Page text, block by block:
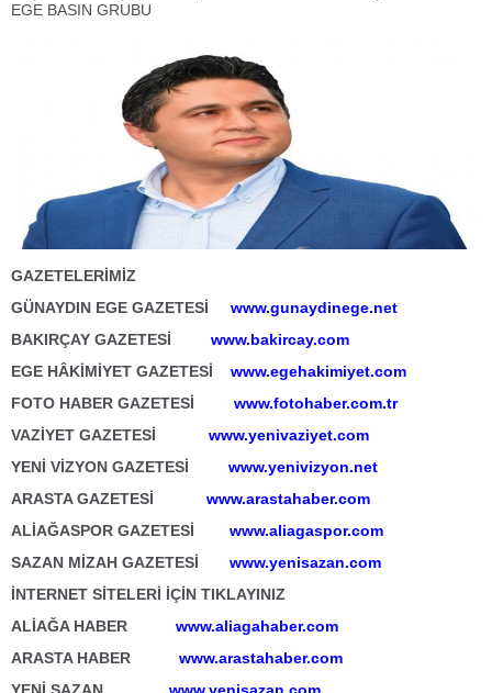
EGE BASIN GRUBU
GAZETELERİMİZ
GÜNAYDIN EGE GAZETESİ
www.gunaydinege.net
BAKIRÇAY GAZETESİ www.bakircay.com
EGE HÂKİMİYET GAZETESİ
www.egehakimiyet.com
FOTO HABER GAZETESİ
www.fotohaber.com.tr
VAZİYET GAZETESİ www.yenivaziyet.com
YENİ VİZYON GAZETESİ
www.yenivizyon.net
ARASTA GAZETESİ www.arastahaber.com
ALİAĞASPOR GAZETESİ
www.aliagaspor.com
SAZAN MİZAH GAZETESİ
www.yenisazan.com
İNTERNET SİTELERİ İÇİN TIKLAYINIZ
ALİAĞA HABER www.aliagahaber.com
ARASTA HABER www.arastahaber.com